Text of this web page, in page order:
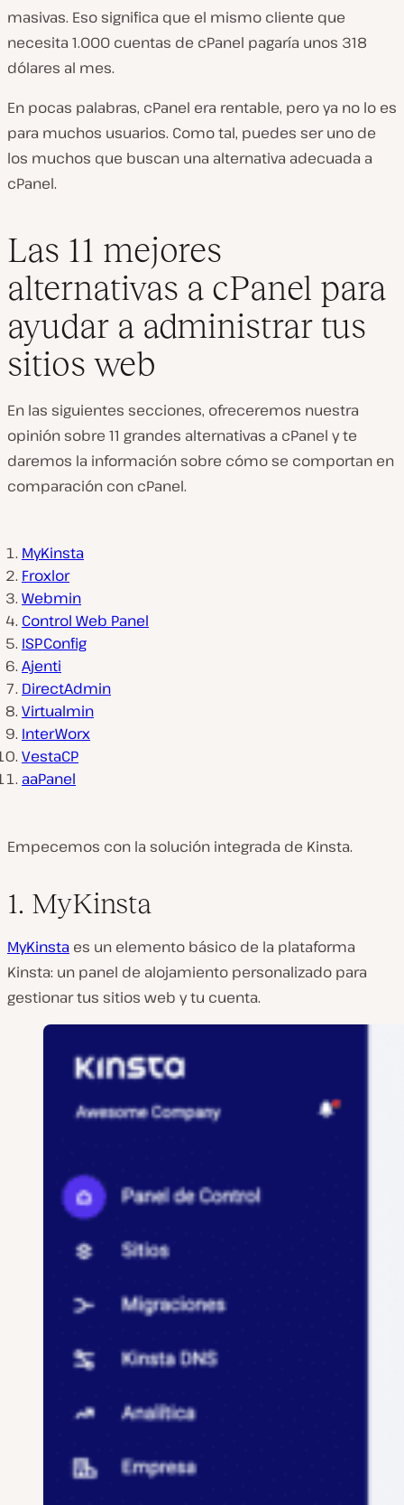
masivas. Eso significa que el mismo cliente que
necesita 1.000 cuentas de cPanel pagaría unos 318
dólares al mes.
En pocas palabras, cPanel era rentable, pero ya no lo es
para muchos usuarios. Como tal, puedes ser uno de
los muchos que buscan una alternativa adecuada a
cPanel.
Las 11 mejores
alternativas a cPanel para
ayudar a administrar tus
sitios web
En las siguientes secciones, ofreceremos nuestra
opinión sobre 11 grandes alternativas a cPanel y te
daremos la información sobre cómo se comportan en
comparación con cPanel.
MyKinsta
Froxlor
Webmin
Control Web Panel
ISPConfig
Ajenti
DirectAdmin
Virtualmin
InterWorx
VestaCP
aaPanel
Empecemos con la solución integrada de Kinsta.
1. MyKinsta
MyKinsta es un elemento básico de la plataforma
Kinsta: un panel de alojamiento personalizado para
gestionar tus sitios web y tu cuenta.